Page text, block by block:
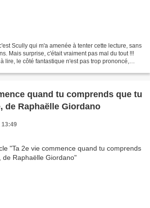
Scully qui m'a amenée à tenter cette lecture, sans
Mais surprise, c'était vraiment pas mal du tout !!!
lire, le côté fantastique n'est pas trop prononcé,
quand tu comprends que tu
de Raphaëlle Giordano
13:49